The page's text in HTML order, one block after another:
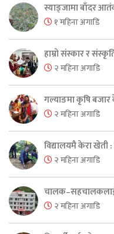
स्याङ्जामा बाँदर
१ महिना अगाडि
हाम्रो संस्कार र
२ महिना अगाडि
गल्याङमा कृषि बजार
२ महिना अगाडि
विद्यालयमै केरा खेती :
२ महिना अगाडि
चालक–सहचालकलाई
२ महिना अगाडि